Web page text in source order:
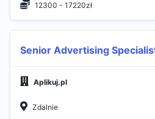
12300 - 17220zł
Senior Advertising
Aplikuj.pl
Zdalnie